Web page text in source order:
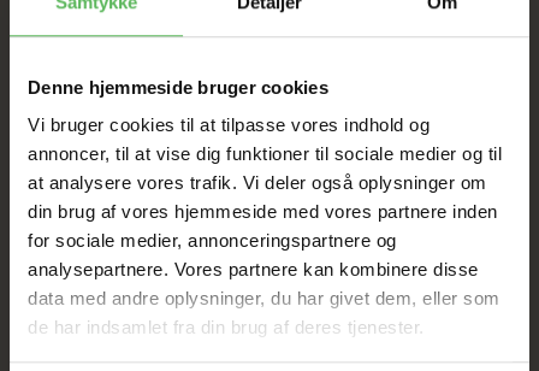
Denne hjemmeside bruger cookies
Vi bruger cookies til at tilpasse vores indhold og
annoncer, til at vise dig funktioner til sociale medier og til
at analysere vores trafik. Vi deler også oplysninger om
din brug af vores hjemmeside med vores partnere inden
for sociale medier, annonceringspartnere og
analysepartnere. Vores partnere kan kombinere disse
data med andre oplysninger, du har givet dem, eller som
de har indsamlet fra din brug af deres tjenester.
UDSALG
TIL D. 22 AUGUST
HELE WEBSHOPPEN ER
SAT NED
Tilbud GÆLDER IKKE